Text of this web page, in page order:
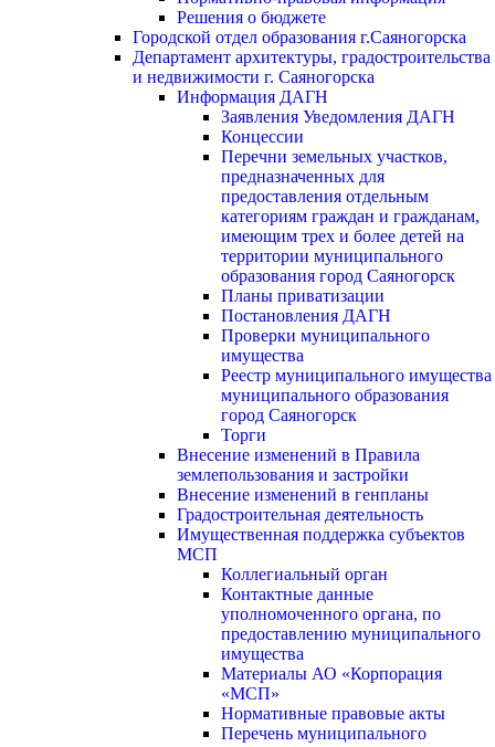
Решения о бюджете
Городской отдел образования г.Саяногорска
Департамент архитектуры, градостроительства
и недвижимости г. Саяногорска
Информация ДАГН
Заявления Уведомления ДАГН
Концессии
Перечни земельных участков,
предназначенных для
предоставления отдельным
категориям граждан и гражданам,
имеющим трех и более детей на
территории муниципального
образования город Саяногорск
Планы приватизации
Постановления ДАГН
Проверки муниципального
имущества
Реестр муниципального имущества
муниципального образования
город Саяногорск
Торги
Внесение изменений в Правила
землепользования и застройки
Внесение изменений в генпланы
Градостроительная деятельность
Имущественная поддержка субъектов
МСП
Коллегиальный орган
Контактные данные
уполномоченного органа, по
предоставлению муниципального
имущества
Материалы АО «Корпорация
«МСП»
Нормативные правовые акты
Перечень муниципального